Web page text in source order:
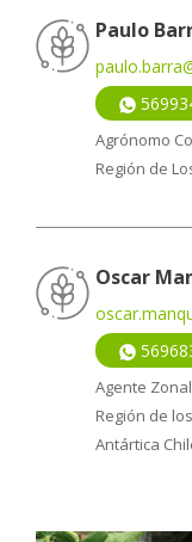
Paulo
Agrónomo
Región de
Oscar
Agente Zonal
Región de
Antártica